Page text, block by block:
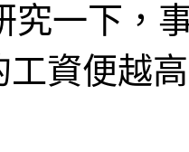
究一下，
工資便越